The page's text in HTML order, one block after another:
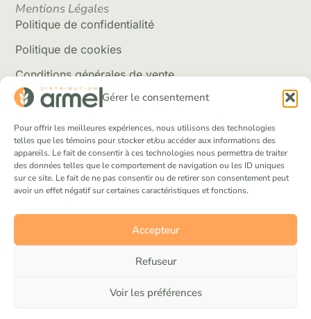
Gérer le consentement
Pour offrir les meilleures expériences, nous utilisons des technologies
telles que les témoins pour stocker et/ou accéder aux informations des
appareils. Le fait de consentir à ces technologies nous permettra de traiter
des données telles que le comportement de navigation ou les ID uniques
sur ce site. Le fait de ne pas consentir ou de retirer son consentement peut
avoir un effet négatif sur certaines caractéristiques et fonctions.
Accepteur
Refuseur
Voir les préférences
Mentions Légales
Politique de confidentialité
Politique de cookies
Conditions générales de vente
Politique de livraison
Retour et rembousement
Réseaux Sociaux
Facebook
Instagram
© 2025 Distribution Armel inc. Tous droits réservés.